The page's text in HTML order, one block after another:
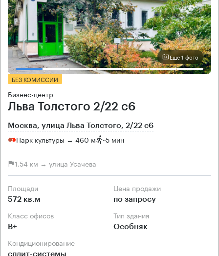
Еще 1 фото
БЕЗ КОМИССИИ
Бизнес-центр
Льва Толстого 2/22 с6
Москва, улица Льва Толстого, 2/22 с6
Парк культуры → 460 м ~5 мин
1.54 км → улица Усачева
Площади
572 кв.м
Цена продажи
по запросу
Класс офисов
B+
Тип здания
Особняк
Кондиционирование
сплит-системы